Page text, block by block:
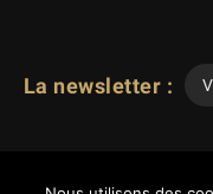
La newsletter :